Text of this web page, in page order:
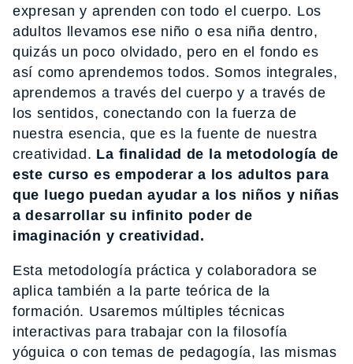
expresan y aprenden con todo el cuerpo. Los
adultos llevamos ese niño o esa niña dentro,
quizás un poco olvidado, pero en el fondo es
así como aprendemos todos. Somos integrales,
aprendemos a través del cuerpo y a través de
los sentidos, conectando con la fuerza de
nuestra esencia, que es la fuente de nuestra
creatividad. La finalidad de la metodología de
este curso es empoderar a los adultos para
que luego puedan ayudar a los niños y niñas
a desarrollar su infinito poder de
imaginación y creatividad.
Esta metodología práctica y colaboradora se
aplica también a la parte teórica de la
formación. Usaremos múltiples técnicas
interactivas para trabajar con la filosofía
yóguica o con temas de pedagogía, las mismas